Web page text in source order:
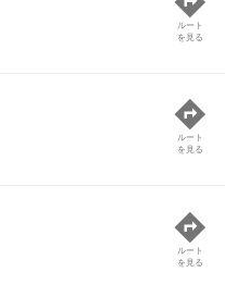
ルート
を見る
ルート
を見る
ルート
を見る